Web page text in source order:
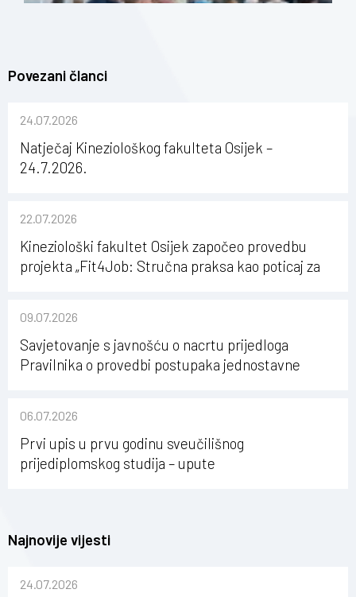
Povezani članci
24.07.2026
Natječaj Kineziološkog fakulteta Osijek –
24.7.2026.
22.07.2026
Kineziološki fakultet Osijek započeo provedbu
projekta „Fit4Job: Stručna praksa kao poticaj za
09.07.2026
Savjetovanje s javnošću o nacrtu prijedloga
Pravilnika o provedbi postupaka jednostavne
Osijeku
06.07.2026
Prvi upis u prvu godinu sveučilišnog
prijediplomskog studija – upute
Najnovije vijesti
24.07.2026